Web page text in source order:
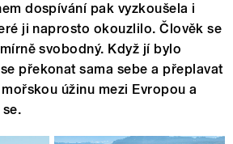
dospívání pak vyzkoušela i
ji naprosto okouzlilo. Člověk se
svobodný. Když jí bylo
překonat sama sebe a přeplavat
úžinu mezi Evropou a